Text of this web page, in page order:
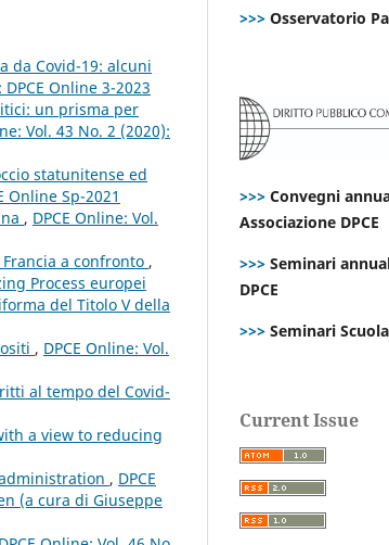
da Covid-19: alcuni
Online 3-2023
un prisma per
Vol. 43 No. 2 (2020):
statunitense ed
Online Sp-2021
, DPCE Online: Vol.
a confronto ,
Process europei
del Titolo V della
, DPCE Online: Vol.
al tempo del Covid-
a view to reducing
, DPCE
(a cura di Giuseppe
>>> Osservatorio
>>> Convegni
Associazione DPCE
>>> Seminari
DPCE
>>> Seminari Scuola
Current Issue